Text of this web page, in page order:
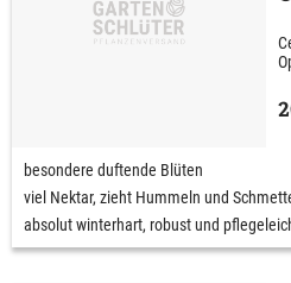
besondere duftende Blüten
viel Nektar, zieht Hummeln und
absolut winterhart, robust und